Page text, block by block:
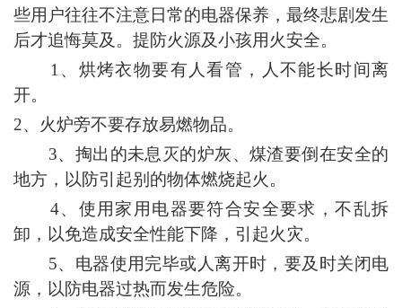
些用户往往不注意日常的电器保养，最终悲剧发生
后才追悔莫及。提防火源及小孩用火安全。
1、 烘烤衣物要有人看管，人不能长时间离
开。
2、火炉旁不要存放易燃物品。
3、掏出的未息灭的炉灰、煤渣要倒在安全的
地方，以防引起别的物体燃烧起火。
4、使用家用电器要符合安全要求，不乱拆
卸，以免造成安全性能下降，引起火灾。
5、电器使用完毕或人离开时，要及时关闭电
源，以防电器过热而发生危险。